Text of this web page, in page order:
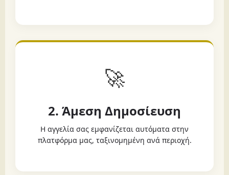
🚀
2. Άμεση Δημοσίευση
Η αγγελία σας εμφανίζεται αυτόματα στην
πλατφόρμα μας, ταξινομημένη ανά περιοχή.